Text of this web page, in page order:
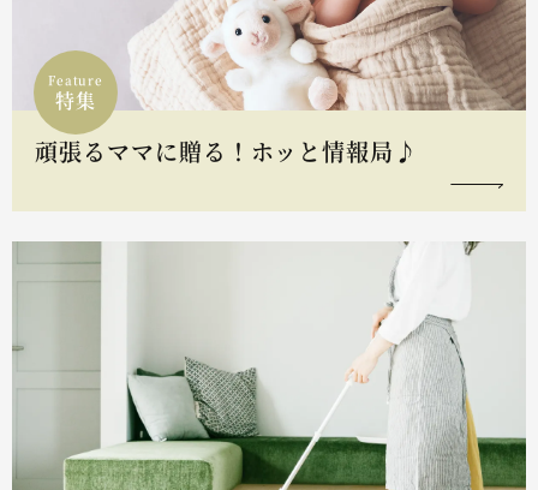
Feature
特集
頑張るママに贈る！ホッと情報局♪